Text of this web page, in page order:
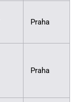
Praha
Praha